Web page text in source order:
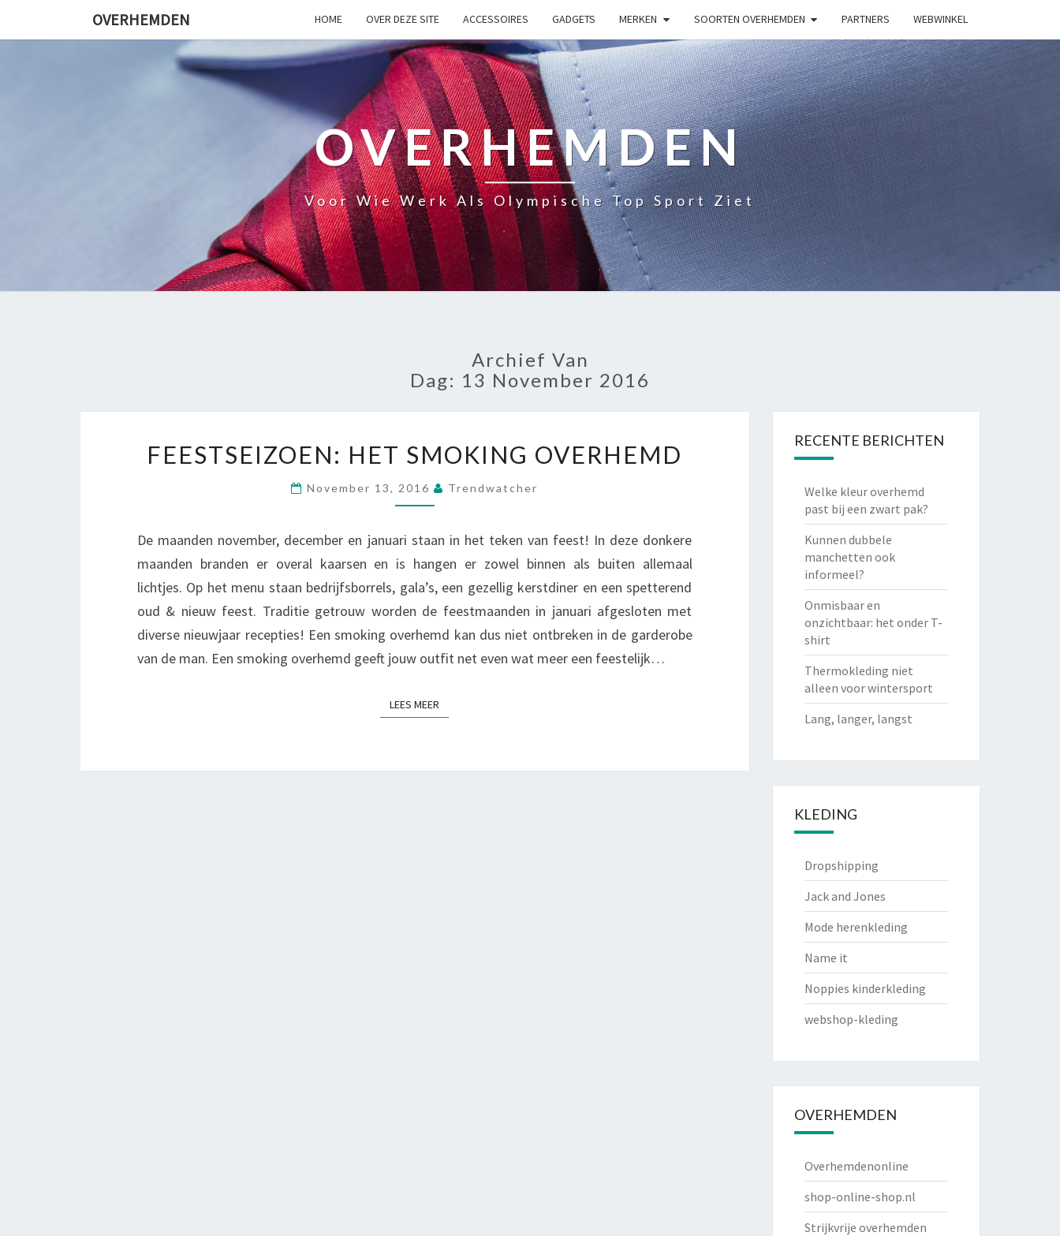
OVERHEMDEN HOME OVER DEZE SITE ACCESSOIRES GADGETS MERKEN SOORTEN OVERHEMDEN PARTNERS WEBWINKEL
OVERHEMDEN
Voor Wie Werk Als Olympische Top Sport Ziet
Archief Van
Dag: 13 November 2016
HET
OVERHEMD
FEESTSEIZOEN: HET SMOKING OVERHEMD
November 13, 2016 Trendwatcher
De maanden november, december en januari staan in het teken van feest! In deze donkere
maanden branden er overal kaarsen en is hangen er zowel binnen als buiten allemaal
lichtjes. Op het menu staan bedrijfsborrels, gala’s, een gezellig kerstdiner en een spetterend
oud & nieuw feest. Traditie getrouw worden de feestmaanden in januari afgesloten met
diverse nieuwjaar recepties! Een smoking overhemd kan dus niet ontbreken in de garderobe
van de man. Een smoking overhemd geeft jouw outfit net even wat meer een feestelijk…
LEES MEER
RECENTE BERICHTEN
Welke kleur overhemd
past bij een zwart pak?
Kunnen dubbele
manchetten ook
informeel?
Onmisbaar en
onzichtbaar: het onder T-
shirt
Thermokleding niet
alleen voor wintersport
Lang, langer, langst
KLEDING
Dropshipping
Jack and Jones
Mode herenkleding
Name it
Noppies kinderkleding
webshop-kleding
OVERHEMDEN
Overhemdenonline
shop-online-shop.nl
Strijkvrije overhemden